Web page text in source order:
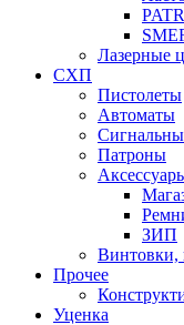
Лазерные
СХП
Пистолеты
Автоматы
Патроны
ЗИП
Винтовки,
Прочее
Уценка